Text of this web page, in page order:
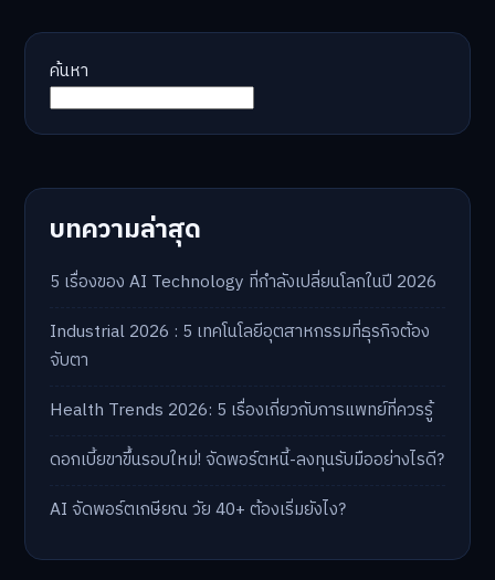
ค้นหา
บทความล่าสุด
5 เรื่องของ AI Technology ที่กำลังเปลี่ยนโลกในปี 2026
Industrial 2026 : 5 เทคโนโลยีอุตสาหกรรมที่ธุรกิจต้อง
จับตา
Health Trends 2026: 5 เรื่องเกี่ยวกับการแพทย์ที่ควรรู้
ดอกเบี้ยขาขึ้นรอบใหม่! จัดพอร์ตหนี้-ลงทุนรับมืออย่างไรดี?
AI จัดพอร์ตเกษียณ วัย 40+ ต้องเริ่มยังไง?